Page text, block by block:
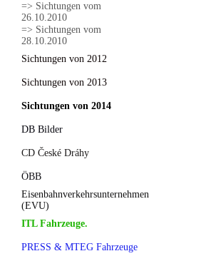
=> Sichtungen vom
26.10.2010
=> Sichtungen vom
28.10.2010
Sichtungen von 2012
Sichtungen von 2013
Sichtungen von 2014
DB Bilder
CD České Dráhy
ÖBB
Eisenbahnverkehrsunternehmen
(EVU)
ITL Fahrzeuge.
PRESS & MTEG Fahrzeuge